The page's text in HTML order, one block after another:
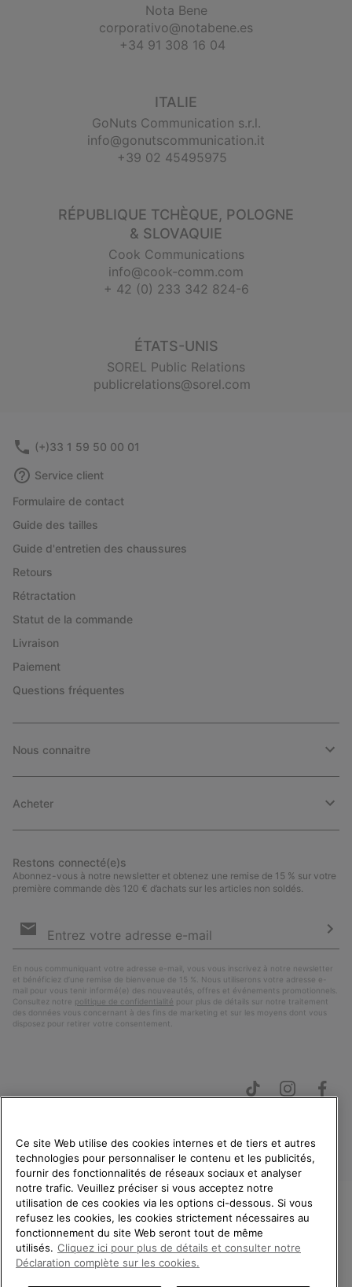
Nota Bene
corporativo@notabene.es
+34 91 308 16 04
ITALIE
GoNuts Communication s.r.l.
info@gonutscommunication.it
+39 02 45495975
RÉPUBLIQUE TCHÈQUE, POLOGNE
& SLOVAQUIE
Cook Communications
info@cook-comm.com
+ 42 (0) 233 342 824-6
ÉTATS-UNIS
SOREL Public Relations
publicrelations@sorel.com
(+)33 1 59 50 00 01
Service client
Formulaire de contact
Guide des tailles
Guide d'entretien des chaussures
Retours
Rétractation
Statut de la commande
Livraison
Paiement
Questions fréquentes
Nous connaitre
Acheter
Restons connecté(e)s
Abonnez-vous à notre newsletter et obtenez une remise de 15 % sur votre
première commande dès 120 € d’achats sur les articles non soldés.
par
En nous communiquant votre adresse e-mail, vous vous inscrivez à notre newsletter
et bénéficiez d’une remise de bienvenue de 15 %. Nous utiliserons votre adresse e-
mail pour vous tenir informé(e) des nouveautés, offres et événements promotionnels.
Consultez notre politique de confidentialité pour plus de détails sur notre traitement
des données vous concernant à des fins de marketing et sur les moyens dont vous
disposez pour retirer votre consentement.
France
©2026SOREL. Tous droits réservés.
Politique De Confidentialite Conditions D'Utilisation
Conditions Générales de Vente Garanties Légales Cookies
BIENVENUE CHEZ SOREL.
VEUILLEZ SÉLECTIONNER
VOTRE PAYS DE LIVRAISON.
Ce site Web utilise des cookies internes et de tiers et autres
technologies pour personnaliser le contenu et les publicités,
fournir des fonctionnalités de réseaux sociaux et analyser
notre trafic. Veuillez préciser si vous acceptez notre
utilisation de ces cookies via les options ci-dessous. Si vous
refusez les cookies, les cookies strictement nécessaires au
fonctionnement du site Web seront tout de même
utilisés. Cliquez ici pour plus de détails et consulter notre
Déclaration complète sur les cookies.